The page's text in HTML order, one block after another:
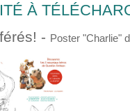
À
- Poster "Charlie"